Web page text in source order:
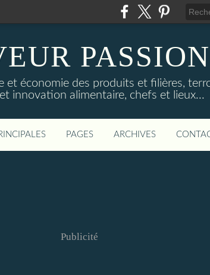
PASSION
et économie des produits et filières,
innovation alimentaire, chefs et lieux...
PAGES ARCHIVES
Publicité